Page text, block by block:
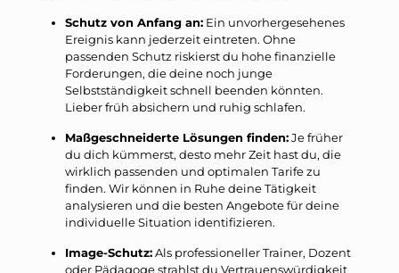
Schutz von Anfang an: Ein unvorhergesehenes
Ereignis kann jederzeit eintreten. Ohne
passenden Schutz riskierst du hohe finanzielle
Forderungen, die deine noch junge
Selbstständigkeit schnell beenden könnten.
Lieber früh absichern und ruhig schlafen.
Maßgeschneiderte Lösungen finden:Je früher
du dich kümmerst, desto mehr Zeit hast du, die
wirklich passenden und optimalen Tarife zu
finden. Wir können in Ruhe deine Tätigkeit
analysieren und die besten Angebote für deine
individuelle Situation identifizieren.
Image-Schutz:Als professioneller Trainer, Dozent
oder Pädagoge strahlst du Vertrauenswürdigkeit